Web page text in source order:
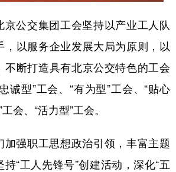
Español Français عربى
日本語 한국어
公交集团工会坚持以产业工人队
，以服务企业发展大局为原则，以
不断打造具有北京公交特色的工会
诚型”工会、“有为型”工会、“贴心
会、“活力型”工会。
强职工思想政治引领，丰富主题
“工人先锋号”创建活动，深化“五